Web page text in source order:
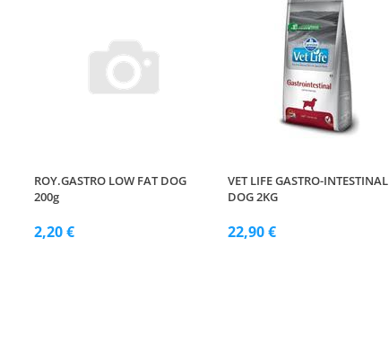
ROY.GASTRO LOW FAT DOG
200g
2,20 €
VET LIFE GASTRO-INTESTINAL
DOG 2KG
22,90 €